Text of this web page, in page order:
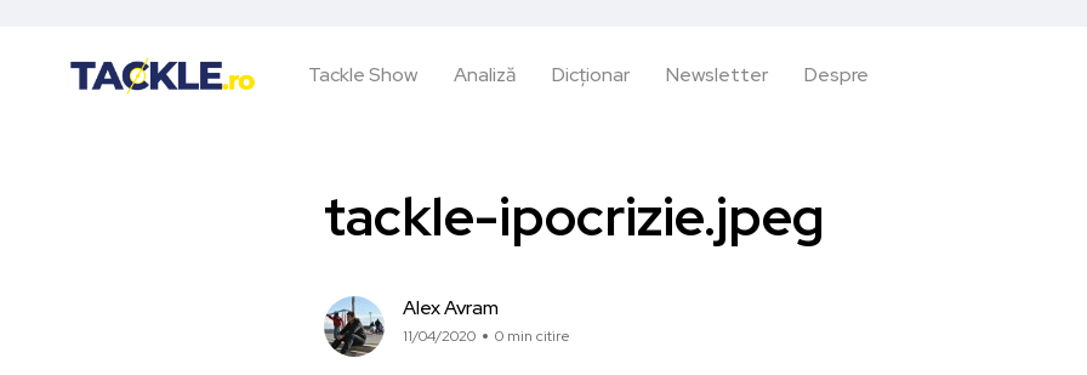
Tackle Show Analiză Dicționar Newsletter Despre
tackle-ipocrizie.jpeg
Alex Avram
11/04/2020 0 min citire